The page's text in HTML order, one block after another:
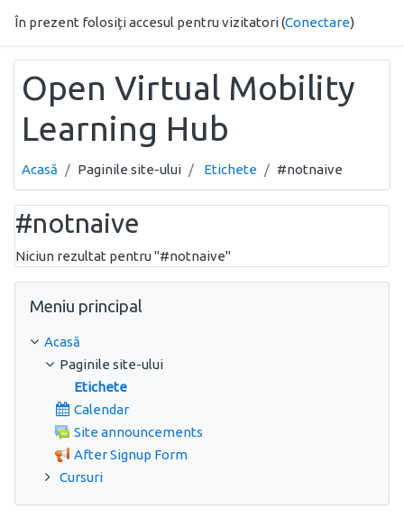
În prezent folosiți accesul pentru vizitatori (Conectare)
Open Virtual Mobility
Learning Hub
Acasă Paginile site-ului Etichete #notnaive
#notnaive
Niciun rezultat pentru "#notnaive"
Meniu principal
Acasă
Paginile site-ului
Etichete
Calendar
Site announcements
After Signup Form
Cursuri